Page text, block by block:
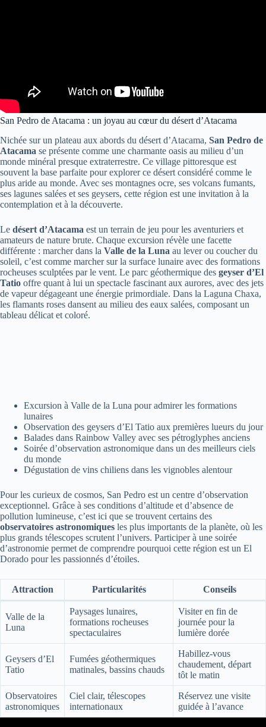
San Pedro de Atacama : un joyau au cœur du désert d’Atacama
Nichée sur un plateau aux abords du désert d’Atacama, San Pedro de
Atacama se présente comme une charmante oasis au milieu d’un
monde minéral presque extraterrestre. Ce village pittoresque est
souvent la base parfaite pour explorer ce désert considéré comme le
plus aride au monde. Avec ses montagnes ocre, ses volcans fumants,
ses lagunes salées et ses geysers, cette région est une invitation à la
contemplation et à la découverte.
Le désert d’Atacama est un terrain de jeu pour les aventuriers et
amateurs de nature brute. Chaque excursion révèle une facette
différente : marcher dans la Valle de la Luna au lever ou coucher du
soleil, c’est comme marcher sur la surface lunaire avec des formations
rocheuses sculptées par le vent. Le parc géothermique des geyser d’El
Tatio offre quant à lui un spectacle fascinant aux aurores, avec des jets
de vapeur dégageant une énergie primordiale. Dans la Laguna Chaxa,
les flamants roses dansent au milieu des eaux salées, composant un
tableau délicat et coloré.
Excursion à Valle de la Luna pour admirer les formations
lunaires
Observation des geysers d’El Tatio aux premières lueurs du jour
Balades dans Rainbow Valley avec ses pétroglyphes anciens
Soirée d’observation astronomique dans un des meilleurs ciels
du monde
Dégustation de vins chiliens dans les vignobles alentour
Pour les curieux de cosmos, San Pedro est un centre d’observation
exceptionnel. Grâce à ses conditions d’altitude et d’absence de
pollution lumineuse, c’est ici que se trouvent certains des
observatoires astronomiques les plus importants de la planète, où les
plus grands télescopes scrutent l’univers. Participer à une soirée
d’astronomie permet de comprendre pourquoi cette région est un El
Dorado pour les passionnés d’étoiles.
Attraction Particularités Conseils
Valle de la
Luna
Paysages lunaires,
formations rocheuses
spectaculaires
Visiter en fin de
journée pour la
lumière dorée
Geysers d’El
Tatio
Fumées géothermiques
matinales, bassins chauds
Habillez-vous
chaudement, départ
tôt le matin
Observatoires
astronomiques
Ciel clair, télescopes
internationaux
Réservez une visite
guidée à l’avance